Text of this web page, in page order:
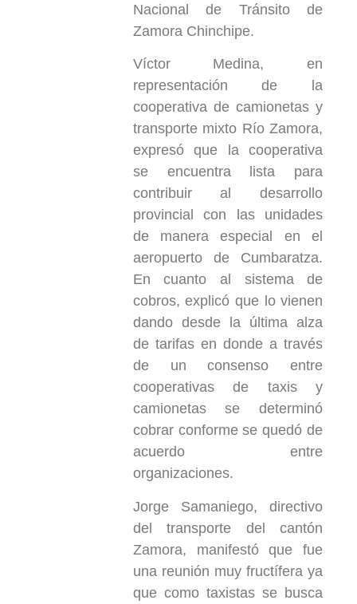
Nacional de Tránsito de
Zamora Chinchipe.
Víctor Medina, en
representación de la
cooperativa de camionetas y
transporte mixto Río Zamora,
expresó que la cooperativa
se encuentra lista para
contribuir al desarrollo
provincial con las unidades
de manera especial en el
aeropuerto de Cumbaratza.
En cuanto al sistema de
cobros, explicó que lo vienen
dando desde la última alza
de tarifas en donde a través
de un consenso entre
cooperativas de taxis y
camionetas se determinó
cobrar conforme se quedó de
acuerdo entre
organizaciones.
Jorge Samaniego, directivo
del transporte del cantón
Zamora, manifestó que fue
una reunión muy fructífera ya
que como taxistas se busca